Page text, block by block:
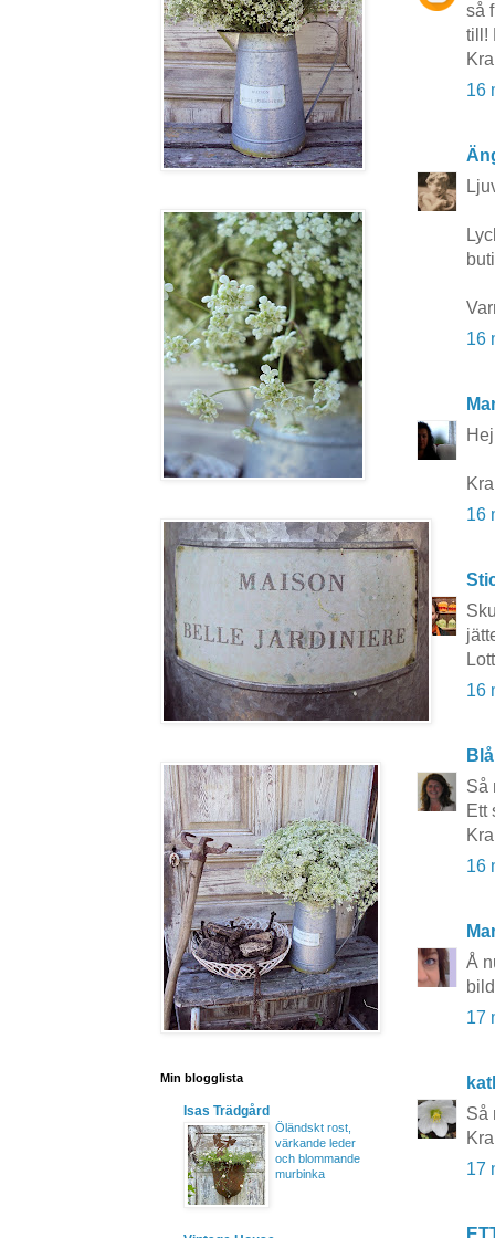
så
till!
16
16
16
16
Så
Ett
16
Å
17
Så
17
Min blogglista
Isas Trädgård
Öländskt rost,
värkande leder
och blommande
murbinka